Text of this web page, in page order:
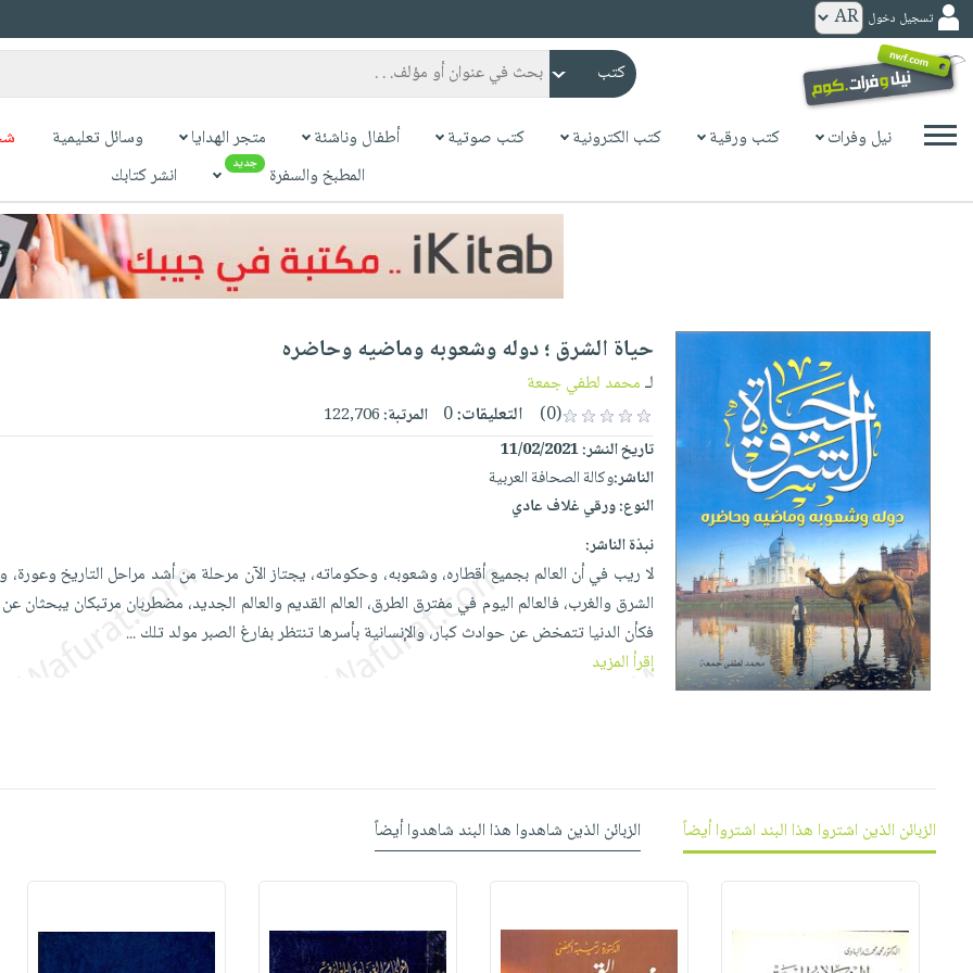
كتب
ورقية
المواضيع
صفحات
إختياراتنا
كتب
أكاديمية
صندوق
القراءة
English
books
الكترونية
حديثاً
الأكثر
مجانية
إختياراتنا
iKitab
بلا
حدود
أسئلة
يتكرر
طرحها
Android
تحميل
iKitab
على
masmu3
أسئلة
يتكرر
طرحها
تحميل
masmu3
على
Android
وناشئة
الصفحة
المواضيع
الأكثر
مبيعاً
إختياراتنا
وسائل
تعليمية
الصحة
والعناية
الشخصية
جديد
الشخصية
العناية
وتصفيف
الشعر
بالجسم
جديد
الكل
أواني
أدوات
أقسام
تسجيل دخول
نيل وفرات كتب ورقية كتب الكترونية كتب صوتية أطفال وناشئة متجر الهدايا وسائل تعليمية
المطبخ والسفرة
جديد انشر كتابك
حياة الشرق ؛ دوله وشعوبه وماضيه وحاضره
لـمحمد لطفي جمعة
(0)
التعليقات:0 المرتبة:122,706
تاريخ النشر:11/02/2021
الناشر:وكالة الصحافة العربية
النوع:ورقي غلاف عادي
نبذة الناشر:
لا ريب في أن العالم بجميع أقطاره، وشعوبه، وحكوماته، يجتاز الآن مرحلة من أشد مراحل التاريخ
الشرق والغرب، فالعالم اليوم في مفترق الطرق، العالم القديم والعالم الجديد، مضطربان مرتبكان يبحثان
فكأن الدنيا تتمخض عن حوادث كبار، والإنسانية بأسرها تنتظر بفارغ الصبر مولد تلك...
إقرأ المزيد
الزبائن الذين اشتروا هذا البند اشتروا أيضاً الزبائن الذين شاهدوا هذا البند شاهدوا أيضاً